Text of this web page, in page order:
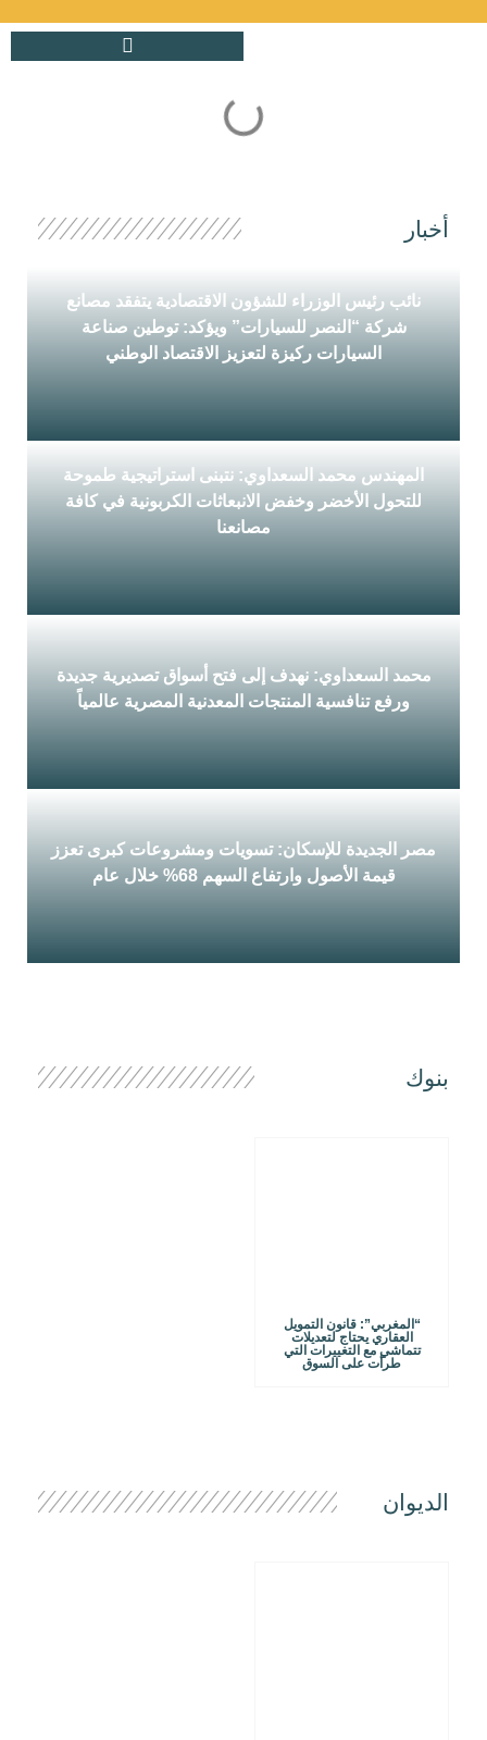
أخبار
نائب رئيس الوزراء للشؤون الاقتصادية يتفقد مصانع
شركة “النصر للسيارات” ويؤكد: توطين صناعة
السيارات ركيزة لتعزيز الاقتصاد الوطني
المهندس محمد السعداوي: نتبنى استراتيجية طموحة
للتحول الأخضر وخفض الانبعاثات الكربونية في كافة
مصانعنا
محمد السعداوي: نهدف إلى فتح أسواق تصديرية جديدة
ورفع تنافسية المنتجات المعدنية المصرية عالمياً
مصر الجديدة للإسكان: تسويات ومشروعات كبرى تعزز
قيمة الأصول وارتفاع السهم 68% خلال عام
بنوك
“المغربي”: قانون التمويل
العقاري يحتاج لتعديلات
تتماشي مع التغييرات التي
طرأت على السوق
الديوان